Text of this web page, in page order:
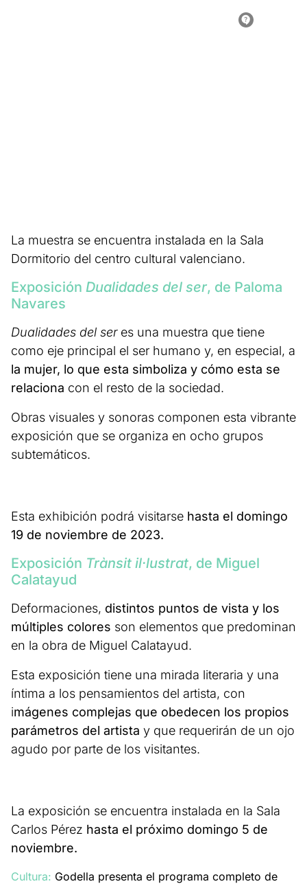
La muestra se encuentra instalada en la Sala
Dormitorio del centro cultural valenciano.
Exposición Dualidades del ser, de Paloma
Navares
Dualidades del seres una muestra que tiene
como eje principal el ser humano y, en especial, a
la mujer, lo que esta simboliza y cómo esta se
relaciona con el resto de la sociedad.
Obras visuales y sonoras componen esta vibrante
exposición que se organiza en ocho grupos
subtemáticos.
Esta exhibición podrá visitarse hasta el domingo
19 de noviembre de 2023.
Exposición Trànsit il·lustrat, de Miguel
Calatayud
Deformaciones, distintos puntos de vista y los
múltiples colores son elementos que predominan
en la obra de Miguel Calatayud.
Esta exposición tiene una mirada literaria y una
íntima a los pensamientos del artista, con
imágenes complejas que obedecen los propios
parámetros del artista y que requerirán de un ojo
agudo por parte de los visitantes.
La exposición se encuentra instalada en la Sala
Carlos Pérez hasta el próximo domingo 5 de
noviembre.
Cultura: Godella presenta el programa completo de